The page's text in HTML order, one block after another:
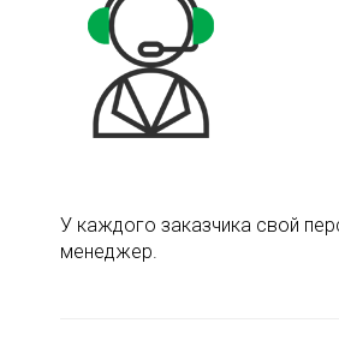
У каждого заказчика свой
менеджер.